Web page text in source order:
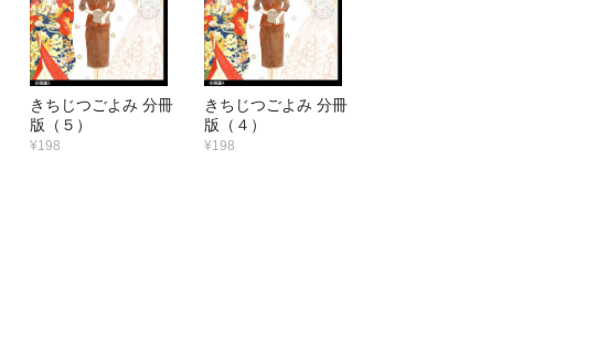
きちじつごよみ 分冊
版（５）
¥198
きちじつごよみ 分冊
版（４）
¥198